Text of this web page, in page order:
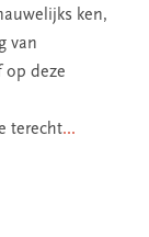
ken,
van
op deze
terecht...